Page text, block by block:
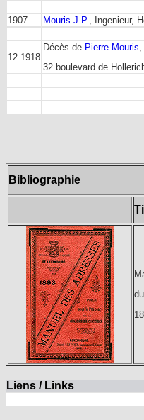
1907 Mouris J.P., Ingenieur,
12.1918
Décès de Pierre Mouris,
32 boulevard de
Bibliographie
Liens / Links